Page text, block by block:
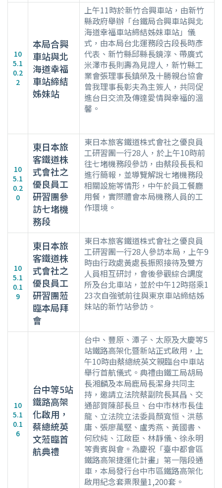
10
5.1
0.2
2
本局合興
車站與北
海道幸福
車站締結
姊妹站
上午11時於新竹合興車站，由新竹
縣政府舉辦「台鐵局合興車站與北
海道幸福車站締結姊妹車站」儀
式，由本局台北運務段古段長時彥
代表、新竹縣邱縣長鏡淳、帶廣式
米澤市長則壽為見證人，新竹縣工
業會張理事長鎮榮及十勝親台協會
曾我理事長彰夫為主簽人，共同促
進台日交流及傳達愛情與幸福的溫
馨。
10
5.1
0.2
0
東日本旅
客鐵道株
式會社之
優良員工
研習團參
訪七堵機
務段
東日本旅客鐵道株式會社之優良員
工研習團一行28人，於上午10時前
往七堵機務段參訪，由蔡段長長和
進行簡報，並導覽解說七堵機務段
相關設施等情形，中午於員工餐廳
用餐，實際體會本局機務人員的工
作環境。
10
5.1
0.1
9
東日本旅
客鐵道株
式會社之
優良員工
研習團蒞
臨本局拜
會
東日本旅客鐵道株式會社之優良員
工研習團一行28人參訪本局，上午9
時由行政處黃處長振照接待及雙方
人員相互研討，會後參觀綜合調度
所及台北車站，並於中午12時搭乘1
23次自強號前往與東京車站締結姊
妹站的新竹站參訪。
10
5.1
0.1
6
台中等5站
鐵路高架
化啟用，
蔡總統英
文蒞臨首
航典禮
台中、豐原、潭子、太原及大慶等5
站鐵路高架化暨新站正式啟用，上
午10時由蔡總統英文親臨台中車站
舉行首航儀式。典禮由鐵工局胡局
長湘麟及本局鹿局長潔身共同主
持，邀請立法院蔡副院長其昌、交
通部賀陳部長旦、台中市林市長佳
龍、立法院立法委員顏寬恒、洪慈
庸、張廖萬堅、盧秀燕、黃國書、
何欣純、江啟臣、林靜儀、徐永明
等貴賓與會。為慶祝「臺中都會區
鐵路高架捷運化計畫」第一階段通
車，本局發行台中市區鐵路高架化
啟用紀念套票限量1,200套。